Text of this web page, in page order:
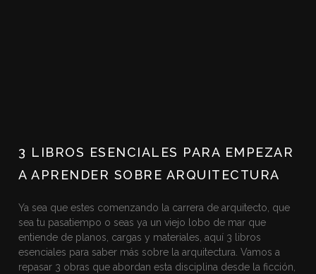
3 LIBROS ESENCIALES PARA EMPEZAR
A APRENDER SOBRE ARQUITECTURA
Ya sea que estes comenzando la carrera de arquitecto, que
sea tu pasatiempo o seas ya un viejo lobo de mar que
entiende de planos, cargas y materiales, aquí 3 libros
esenciales para saber más sobre la arquitectura. Vamos a
repasar 3 obras que abordan esta disciplina desde la ficción,